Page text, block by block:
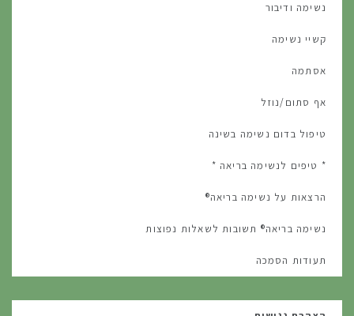
נשימה ודיבור
קשיי נשימה
אסתמה
אף סתום/נוזל
טיפול בדום נשימה בשינה
* טיפים לנשימה בריאה *
הרצאות על נשימה בריאה®
נשימה בריאה® תשובות לשאלות נפוצות
תעודות הסמכה